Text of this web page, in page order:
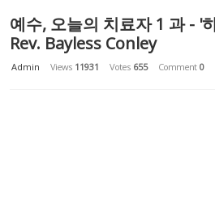
예수, 오늘의 치료자 1 과 - '
Rev. Bayless Conley
Admin Views 11931 Votes 655 Comment 0